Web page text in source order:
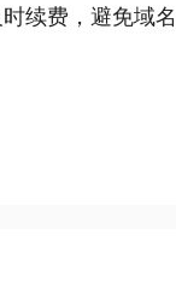
续费，避免域